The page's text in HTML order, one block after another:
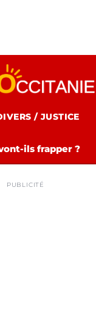
/ JUSTICE
ils frapper ?
PUBLICITÉ